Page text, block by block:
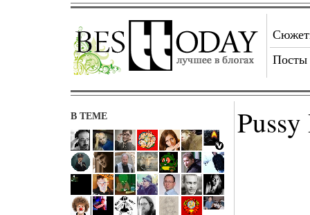
Посты
В ТЕМЕ